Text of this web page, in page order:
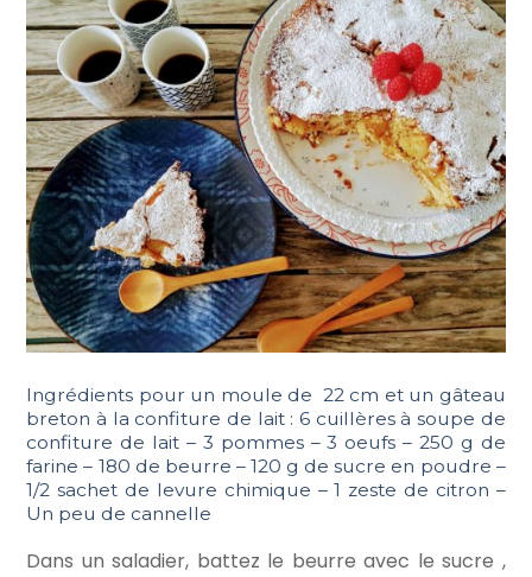
Ingrédients pour un moule de 22 cm et un gâteau
breton à la confiture de lait : 6 cuillères à soupe de
confiture de lait – 3 pommes – 3 oeufs – 250 g de
farine – 180 de beurre – 120 g de sucre en poudre –
1/2 sachet de levure chimique – 1 zeste de citron –
Un peu de cannelle
Dans un saladier, battez le beurre avec le sucre ,